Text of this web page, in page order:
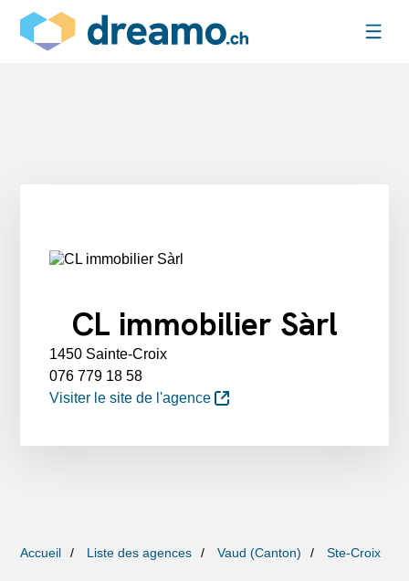
CL immobilier Sàrl
1450 Sainte-Croix
076 779 18 58
Visiter le site de l'agence
Accueil Liste des agences Vaud (Canton) Ste-Croix